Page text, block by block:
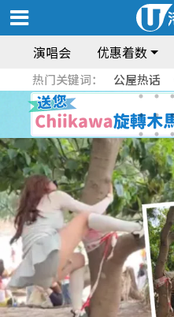
演唱会 优惠着数
热门关键词： 公屋热话